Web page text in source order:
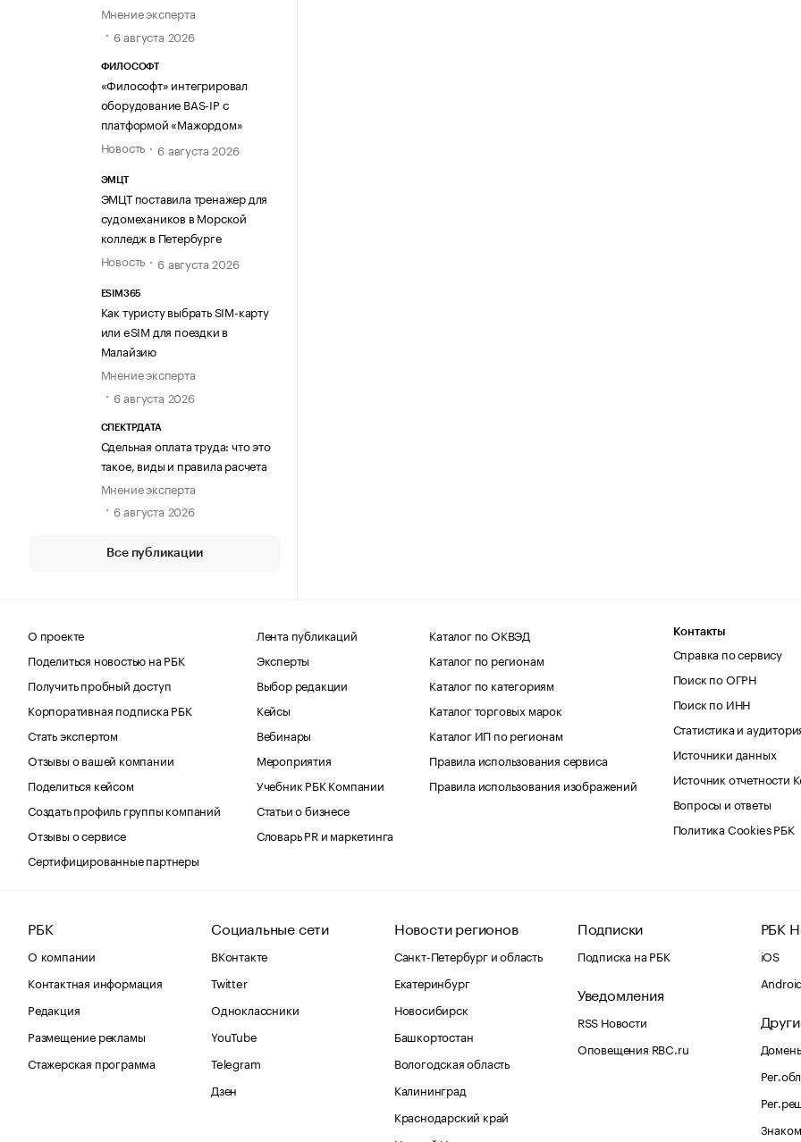
Мнение эксперта
6 августа 2026
ФИЛОСОФТ
«Философт» интегрировал
оборудование BAS-IP с
платформой «Мажордом»
Новость
6 августа 2026
ЭМЦТ
ЭМЦТ поставила тренажер для
судомехаников в Морской
колледж в Петербурге
Новость
6 августа 2026
ESIM365
Как туристу выбрать SIM-карту
или eSIM для поездки в
Малайзию
Мнение эксперта
6 августа 2026
СПЕКТРДАТА
Сдельная оплата труда: что это
такое, виды и правила расчета
Мнение эксперта
6 августа 2026
Все публикации
О проекте
Поделиться новостью на РБК
Получить пробный доступ
Корпоративная подписка РБК
Стать экспертом
Отзывы о вашей компании
Поделиться кейсом
Создать профиль группы компаний
Отзывы о сервисе
Сертифицированные партнеры
Лента публикаций
Эксперты
Выбор редакции
Кейсы
Вебинары
Мероприятия
Учебник РБК Компании
Статьи о бизнесе
Словарь PR и маркетинга
Каталог по ОКВЭД
Каталог по регионам
Каталог по категориям
Каталог торговых марок
Каталог ИП по регионам
Правила использования сервиса
Правила использования изображений
Контакты
Справка по сервису
Поиск по ОГРН
Поиск по ИНН
Статистика и
Источники данных
Источник отчетности
Вопросы и ответы
Политика Cookies РБК
РБК
О компании
Контактная информация
Редакция
Размещение рекламы
Стажерская программа
Социальные сети
ВКонтакте
Twitter
Одноклассники
YouTube
Telegram
Дзен
Новости регионов
Санкт-Петербург и область
Екатеринбург
Новосибирск
Башкортостан
Вологодская область
Калининград
Краснодарский край
Подписки
Подписка на РБК
Уведомления
RSS Новости
Оповещения RBC.ru
РБК
iOS